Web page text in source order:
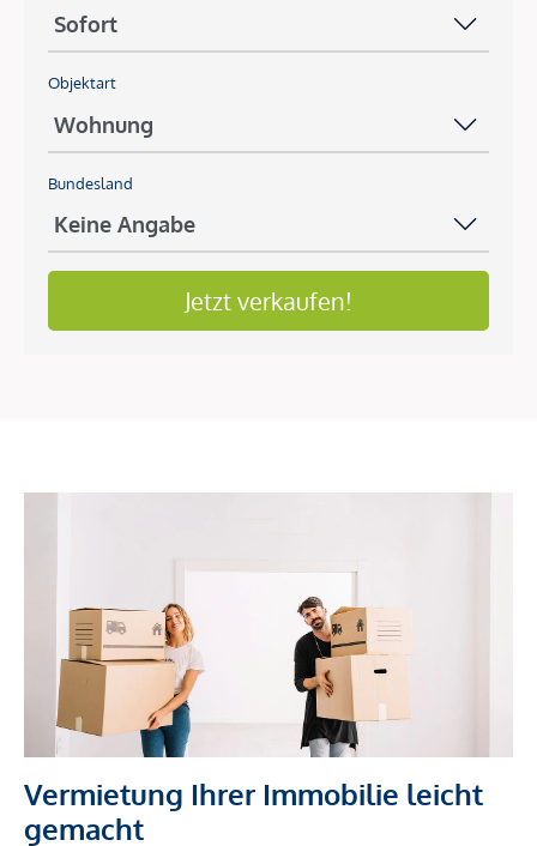
Objektart
Bundesland
Jetzt verkaufen!
Vermietung Ihrer Immobilie leicht
gemacht